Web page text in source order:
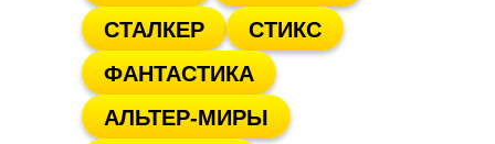
СТАЛКЕР
СТИКС
ФАНТАСТИКА
АЛЬТЕР-МИРЫ